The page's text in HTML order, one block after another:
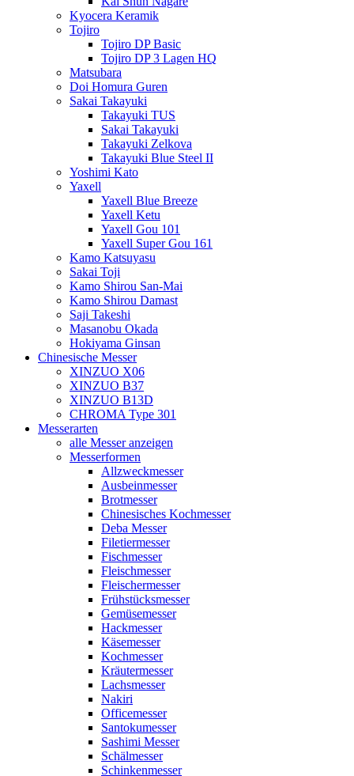
Kyocera Keramik
Tojiro
Tojiro DP Basic
Tojiro DP 3 Lagen HQ
Matsubara
Doi Homura Guren
Sakai Takayuki
Takayuki TUS
Sakai Takayuki
Takayuki Zelkova
Takayuki Blue Steel II
Yoshimi Kato
Yaxell
Yaxell Blue Breeze
Yaxell Ketu
Yaxell Gou 101
Yaxell Super Gou 161
Kamo Katsuyasu
Sakai Toji
Kamo Shirou San-Mai
Kamo Shirou Damast
Saji Takeshi
Masanobu Okada
Hokiyama Ginsan
Chinesische Messer
XINZUO X06
XINZUO B37
XINZUO B13D
CHROMA Type 301
Messerarten
alle Messer anzeigen
Messerformen
Allzweckmesser
Ausbeinmesser
Brotmesser
Chinesisches Kochmesser
Deba Messer
Filetiermesser
Fischmesser
Fleischmesser
Fleischermesser
Frühstücksmesser
Gemüsemesser
Hackmesser
Käsemesser
Kochmesser
Kräutermesser
Lachsmesser
Nakiri
Officemesser
Santokumesser
Sashimi Messer
Schälmesser
Schinkenmesser